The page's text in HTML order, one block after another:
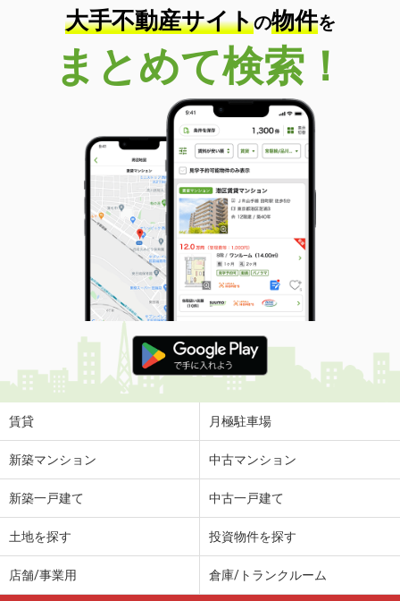
大手不動産サイトの物件を
まとめて検索！
賃貸 月極駐車場
新築マンション 中古マンション
新築一戸建て 中古一戸建て
土地を探す 投資物件を探す
店舗/事業用 倉庫/トランクルーム